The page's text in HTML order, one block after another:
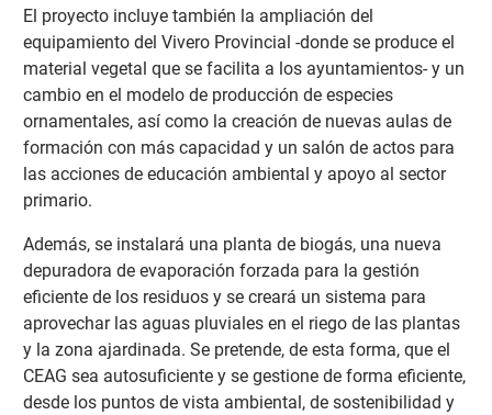
El proyecto incluye también la ampliación del
equipamiento del Vivero Provincial -donde se produce el
material vegetal que se facilita a los ayuntamientos- y un
cambio en el modelo de producción de especies
ornamentales, así como la creación de nuevas aulas de
formación con más capacidad y un salón de actos para
las acciones de educación ambiental y apoyo al sector
primario.
Además, se instalará una planta de biogás, una nueva
depuradora de evaporación forzada para la gestión
eficiente de los residuos y se creará un sistema para
aprovechar las aguas pluviales en el riego de las plantas
y la zona ajardinada. Se pretende, de esta forma, que el
CEAG sea autosuficiente y se gestione de forma eficiente,
desde los puntos de vista ambiental, de sostenibilidad y